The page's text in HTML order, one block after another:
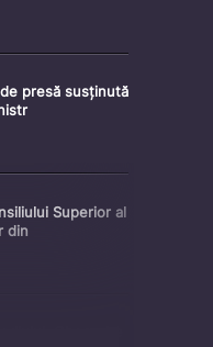
presă susținută
Superior al
din